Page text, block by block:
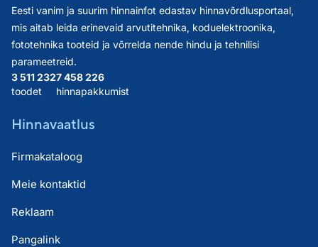
Eesti vanim ja suurim hinnainfot edastav hinnavõrdlusportaal,
mis aitab leida erinevaid arvutitehnika, koduelektroonika,
fototehnika tooteid ja võrrelda nende hindu ja tehnilisi
parameetreid.
3 511 232
toodet
7 458 226
hinnapakkumist
Hinnavaatlus
Firmakataloog
Meie kontaktid
Reklaam
Pangalink